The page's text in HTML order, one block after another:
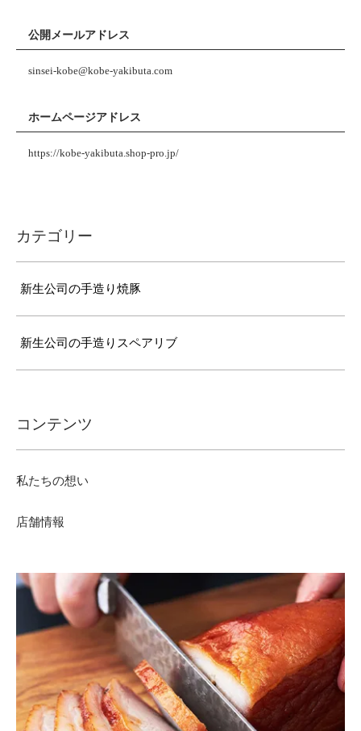
公開メールアドレス
sinsei-kobe@kobe-yakibuta.com
ホームページアドレス
https://kobe-yakibuta.shop-pro.jp/
カテゴリー
新生公司の手造り焼豚
新生公司の手造りスペアリブ
コンテンツ
私たちの想い
店舗情報